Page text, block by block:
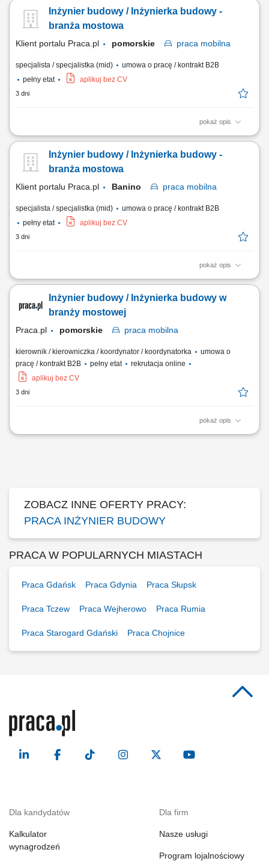
dostawców. Opracowywanie i archiwizacja dokumentacji, kontrola
kosztów.
Inżynier budowy / Inżynierka budowy -
branża mostowa
Klient portalu Praca.pl pomorskie praca mobilna
specjalista / specjalistka (mid)
umowa o pracę / kontrakt B2B
pełny etat
aplikuj bez CV
3 dni
pokaż opis
współpraca z kierownikiem budowy lub kierownikiem robót przy
kontraktowych; prowadzenie korespondencji związanej z projektami;
opracowywanie i zgłaszanie wniosków materiałowych; archiwizacja
Inżynier budowy / Inżynierka budowy -
branża mostowa
Klient portalu Praca.pl Banino praca mobilna
specjalista / specjalistka (mid)
umowa o pracę / kontrakt B2B
pełny etat
aplikuj bez CV
3 dni
pokaż opis
współpraca z kierownikiem budowy lub kierownikiem robót przy
kontraktowych; prowadzenie korespondencji związanej z projektami;
opracowywanie i zgłaszanie wniosków materiałowych; archiwizacja
Inżynier budowy / Inżynierka budowy w
branży mostowej
Praca.pl pomorskie praca mobilna
kierownik / kierowniczka / koordynator / koordynatorka
umowa o
pracę / kontrakt B2B
pełny etat
rekrutacja online
aplikuj bez CV
3 dni
pokaż opis
Opis stanowiska Ścisłe wsparcie kadry zarządzającej na obiekcie w
ZOBACZ INNE OFERTY PRACY:
PRACA INŻYNIER BUDOWY
PRACA W POPULARNYCH MIASTACH
Praca Gdańsk Praca Gdynia Praca Słupsk
Praca Tczew Praca Wejherowo Praca Rumia
Praca Starogard Gdański Praca Chojnice
Dla kandydatów
Kalkulator
wynagrodzeń
Dla firm
Nasze usługi
Program lojalnościowy